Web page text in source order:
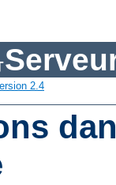
2.4